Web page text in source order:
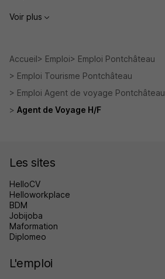
Voir plus
Accueil Emploi
Emploi Pontchâteau
Emploi Tourisme Pontchâteau
Emploi Agent de voyage Pontchâteau
Agent de Voyage H/F
Les sites
HelloCV
Helloworkplace
BDM
Jobijoba
Maformation
Diplomeo
L'emploi